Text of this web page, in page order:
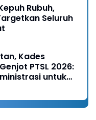
Rubuh,
Seluruh
Kades
PTSL 2026:
untuk